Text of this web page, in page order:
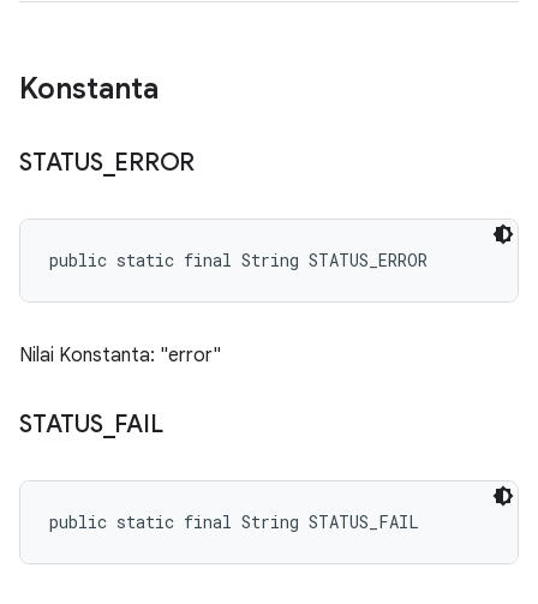
Konstanta
STATUS_ ERROR
public static final String STATUS_ERROR
Nilai Konstanta: "error"
STATUS_ FAIL
public static final String STATUS_FAIL